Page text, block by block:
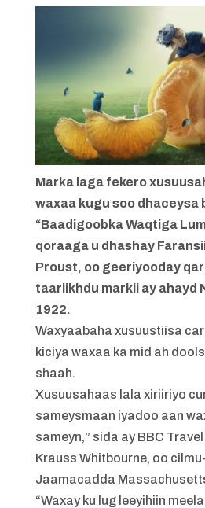
Marka laga fekero
waxaa kugu soo dhaceysa
“Baadigoobka Waqtiga
qoraaga u dhashay
Proust, oo geeriyooday
taariikhdu markii ay ahayd
1922.
Waxyaabaha xusuustiisa
kiciya waxaa ka mid ah
shaah.
Xusuusahaas lala xiriiriyo
sameysmaan iyadoo aan
sameyn,” sida ay BBC
Krauss Whitbourne, oo
Jaamacadda
“Waxay ku lug leeyihiin